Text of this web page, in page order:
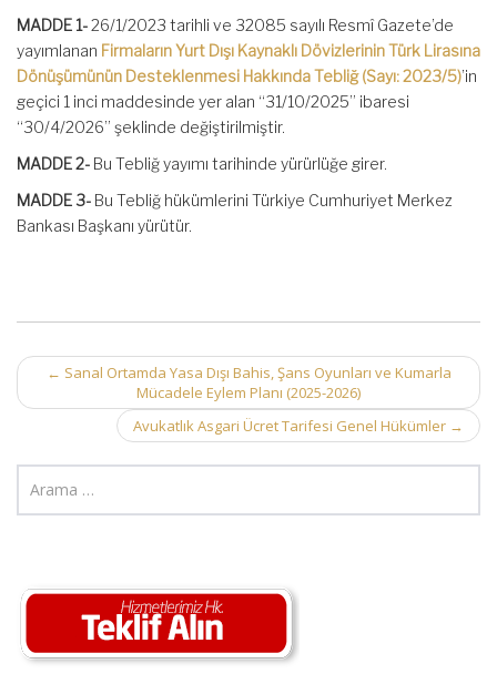
MADDE 1-26/1/2023 tarihli ve 32085 sayılı Resmî Gazete’de
yayımlanan Firmaların Yurt Dışı Kaynaklı Dövizlerinin Türk Lirasına
Dönüşümünün Desteklenmesi Hakkında Tebliğ (Sayı: 2023/5)’in
geçici 1 inci maddesinde yer alan “31/10/2025” ibaresi
“30/4/2026” şeklinde değiştirilmiştir.
MADDE 2- Bu Tebliğ yayımı tarihinde yürürlüğe girer.
MADDE 3- Bu Tebliğ hükümlerini Türkiye Cumhuriyet Merkez
Bankası Başkanı yürütür.
Post
navigation
← Sanal Ortamda Yasa Dışı Bahis, Şans Oyunları ve Kumarla
Mücadele Eylem Planı (2025-2026)
Avukatlık Asgari Ücret Tarifesi Genel Hükümler →